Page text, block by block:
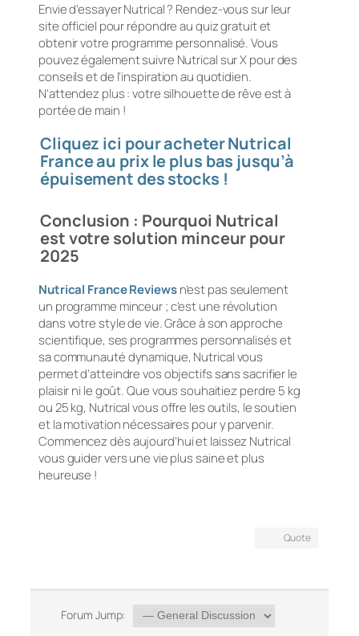
Envie d’essayer Nutrical ? Rendez-vous sur leur
site officiel pour répondre au quiz gratuit et
obtenir votre programme personnalisé. Vous
pouvez également suivre Nutrical sur X pour des
conseils et de l’inspiration au quotidien.
N’attendez plus : votre silhouette de rêve est à
portée de main !
Cliquez ici pour acheter Nutrical
France au prix le plus bas jusqu’à
épuisement des stocks !
Conclusion : Pourquoi Nutrical
est votre solution minceur pour
2025
Nutrical France Reviewsn’est pas seulement
un programme minceur ; c’est une révolution
dans votre style de vie. Grâce à son approche
scientifique, ses programmes personnalisés et
sa communauté dynamique, Nutrical vous
permet d’atteindre vos objectifs sans sacrifier le
plaisir ni le goût. Que vous souhaitiez perdre 5 kg
ou 25 kg, Nutrical vous offre les outils, le soutien
et la motivation nécessaires pour y parvenir.
Commencez dès aujourd’hui et laissez Nutrical
vous guider vers une vie plus saine et plus
heureuse !
Quote
Forum Jump: